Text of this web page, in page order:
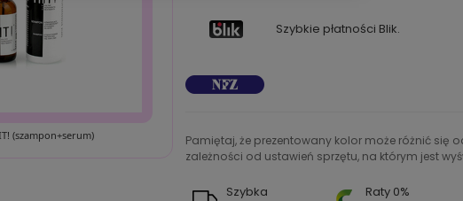
(szampon+serum)
Szybkie płatności Blik.
Pamiętaj, że prezentowany kolor może różnić się
zależności od ustawień sprzętu, na którym jest
Szybka Raty 0%